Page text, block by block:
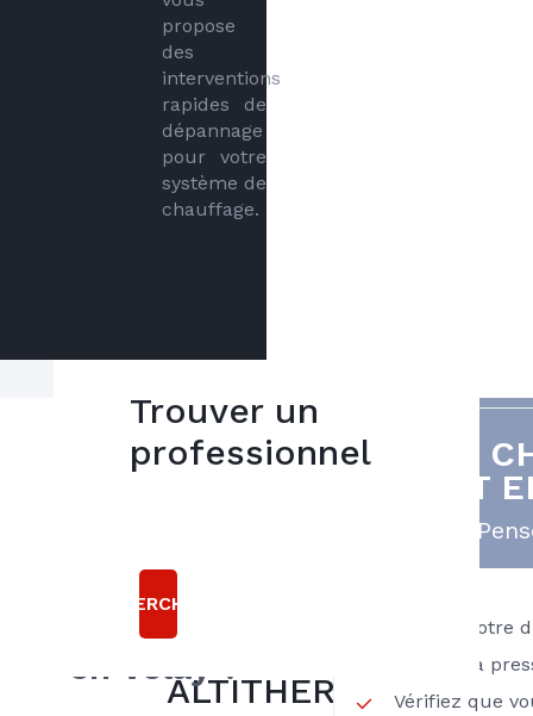
propose
des
interventions
rapides de
dépannage
pour votre
système de
chauffage.
Besoin
chaudière
gaz au Puy
en Velay ?
VOTRE
EST
Vérifiez votre
Vérifiez la
Vérifiez que
Trouver un
professionnel
RECHERCHER
5
de choisir
GAZ
ALTITHERM